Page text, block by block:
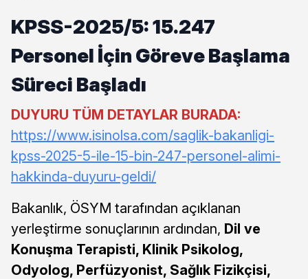
KPSS-2025/5: 15.247
Personel İçin Göreve Başlama
Süreci Başladı
DUYURU TÜM DETAYLAR BURADA:
https://www.isinolsa.com/saglik-bakanligi-
kpss-2025-5-ile-15-bin-247-personel-alimi-
hakkinda-duyuru-geldi/
Bakanlık, ÖSYM tarafından açıklanan
yerleştirme sonuçlarının ardından, Dil ve
Konuşma Terapisti, Klinik Psikolog,
Odyolog, Perfüzyonist, Sağlık Fizikçisi,